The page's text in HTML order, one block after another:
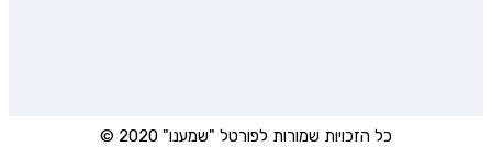
כל הזכויות שמורות לפורטל "שמענו" 2020 ©